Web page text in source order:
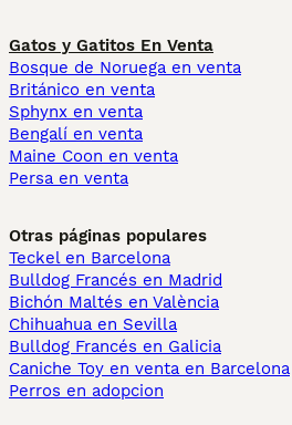
Gatos y Gatitos En Venta
Bosque de Noruega en venta
Británico en venta
Sphynx en venta
Bengalí en venta
Maine Coon en venta
Persa en venta
Otras páginas populares
Teckel en Barcelona
Bulldog Francés en Madrid
Bichón Maltés en València
Chihuahua en Sevilla
Bulldog Francés en Galicia
Caniche Toy en venta en Barcelona
Perros en adopcion